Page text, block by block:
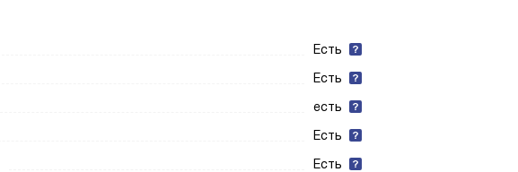
Есть
Есть
есть
Есть
Есть